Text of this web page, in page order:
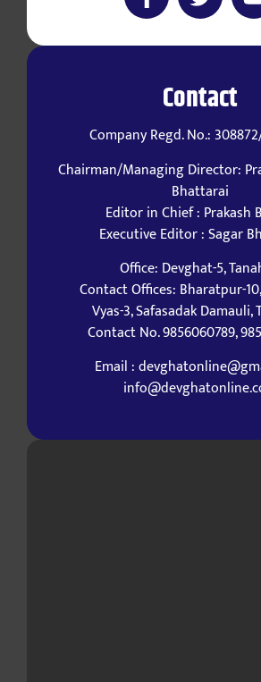
Contact
Company Regd. No.:
Chairman/Managing Director:
Bhattarai
Editor in Chief : Prakash
Executive Editor : Sagar
Office: Devghat-5,
Contact Offices: Bharatpur-
Vyas-3, Safasadak Damauli,
Contact No. 9856060789,
Email :